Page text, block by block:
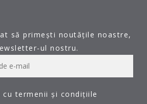
să primești noutățile noastre,
ul nostru.
cu termenii și condițiile